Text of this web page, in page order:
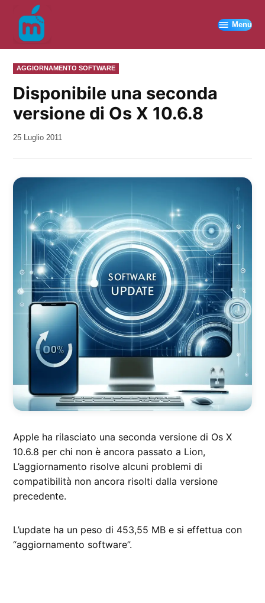
contenuto
Menu
PUBBLICATO
IN
AGGIORNAMENTO SOFTWARE
Disponibile una seconda
versione di Os X 10.6.8
da
25 Luglio 2011
Apple ha rilasciato una seconda versione di Os X
10.6.8 per chi non è ancora passato a Lion,
L’aggiornamento risolve alcuni problemi di
compatibilità non ancora risolti dalla versione
precedente.
L’update ha un peso di 453,55 MB e si effettua con
“aggiornamento software”.